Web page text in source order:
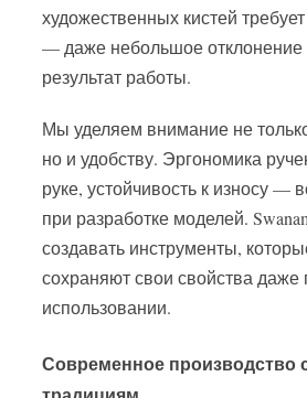
художественных кистей
— даже небольшое отклонение
результат работы.
Мы уделяем внимание не
но и удобству. Эргономика
руке, устойчивость к износу —
при разработке моделей.
создавать инструменты,
сохраняют свои свойства даже
использовании.
Современное производство